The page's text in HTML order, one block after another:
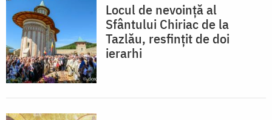
Locul de nevoință al
Sfântului Chiriac de la
Tazlău, resfințit de doi
ierarhi